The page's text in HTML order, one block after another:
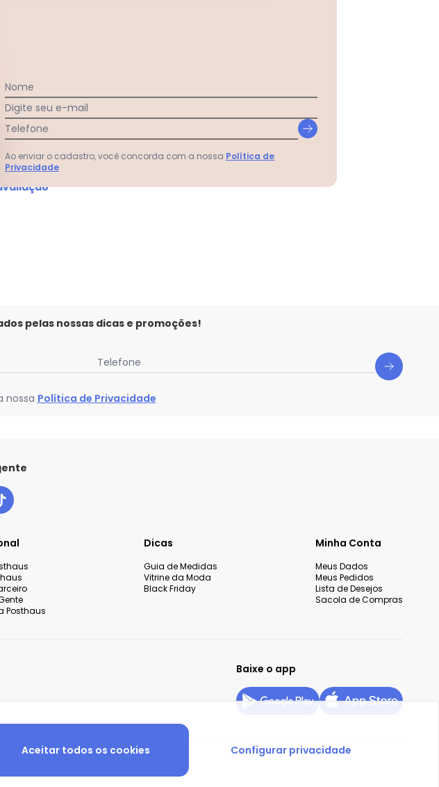
pelas nossas dicas e promoções!
Telefone
nossa Política de Privacidade
Posthaus
Dicas
Guia de Medidas
Vitrine da Moda
Black Friday
Minha Conta
Meus Dados
Meus Pedidos
Lista de Desejos
Sacola de Compras
Baixe o app
Nome
Digite seu e-mail
Telefone
Ao enviar o cadastro, você concorda com a nossa Política de
Privacidade
Aceitar todos os cookies Configurar privacidade